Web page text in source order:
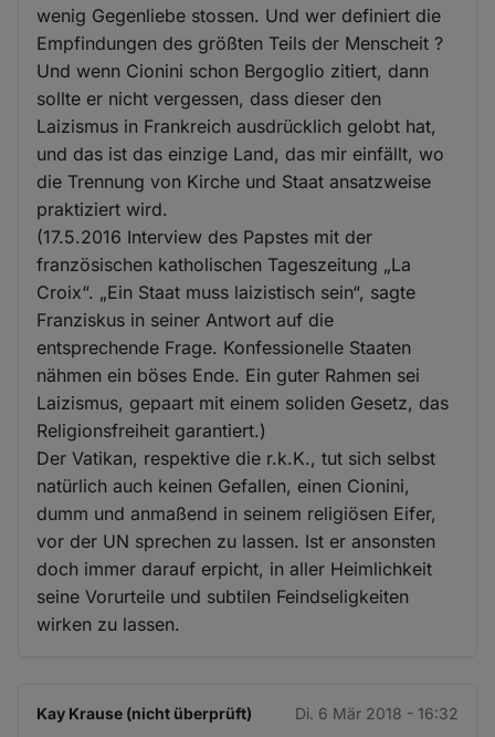
wenig Gegenliebe stossen. Und wer definiert die
Empfindungen des größten Teils der Menscheit ?
Und wenn Cionini schon Bergoglio zitiert, dann
sollte er nicht vergessen, dass dieser den
Laizismus in Frankreich ausdrücklich gelobt hat,
und das ist das einzige Land, das mir einfällt, wo
die Trennung von Kirche und Staat ansatzweise
praktiziert wird.
(17.5.2016 Interview des Papstes mit der
französischen katholischen Tageszeitung „La
Croix“. „Ein Staat muss laizistisch sein“, sagte
Franziskus in seiner Antwort auf die
entsprechende Frage. Konfessionelle Staaten
nähmen ein böses Ende. Ein guter Rahmen sei
Laizismus, gepaart mit einem soliden Gesetz, das
Religionsfreiheit garantiert.)
Der Vatikan, respektive die r.k.K., tut sich selbst
natürlich auch keinen Gefallen, einen Cionini,
dumm und anmaßend in seinem religiösen Eifer,
vor der UN sprechen zu lassen. Ist er ansonsten
doch immer darauf erpicht, in aller Heimlichkeit
seine Vorurteile und subtilen Feindseligkeiten
wirken zu lassen.
Kay Krause (nicht überprüft) Di. 6 Mär 2018 - 16:32